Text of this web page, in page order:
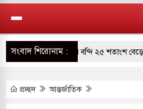
সংবাদ শিরোনাম :
দক্ষিণ কোরিয়ার বন্দি ২৫ শতাংশ বেড়েছে
প্রচ্ছদ আন্তর্জাতিক